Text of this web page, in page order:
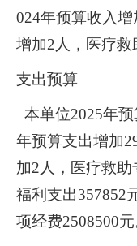
024年预算收入
增加2人，医疗救
支出预算
本单位2025年
年预算支出增加
加2人，医疗救助
福利支出357852
项经费2508500元